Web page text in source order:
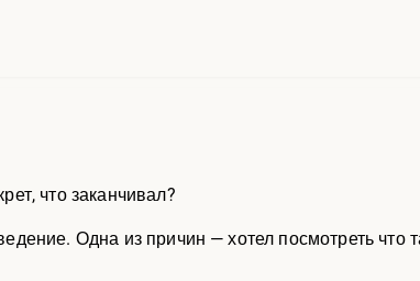
что заканчивал?
Одна из причин — хотел посмотреть что